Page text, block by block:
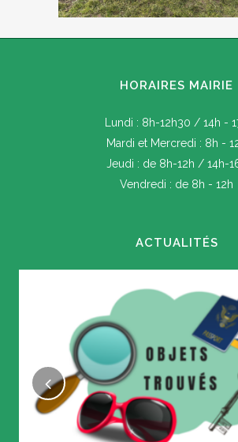
HORAIRES MAIRIE
Lundi : 8h-12h30 / 14h -
Mardi et Mercredi : 8h -
Jeudi : de 8h-12h / 14h-
Vendredi : de 8h - 12h
ACTUALITÉS